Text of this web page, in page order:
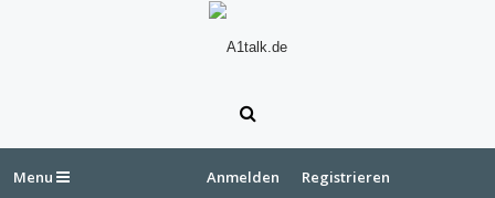
Menu Anmelden Registrieren